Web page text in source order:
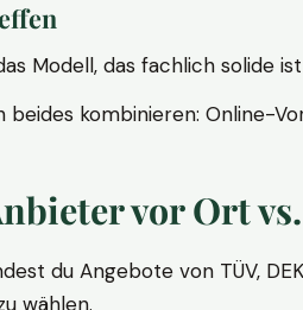
Modell, das fachlich solide
beides kombinieren: Online-
vor Ort
du Angebote von TÜV,
wählen.